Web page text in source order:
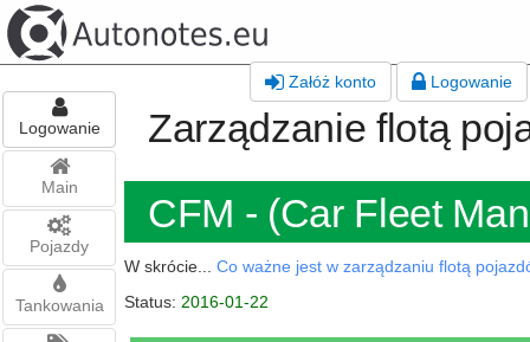
Załóż konto Logowanie
Logowanie
Main
Pojazdy
Tankowania
Zarządzanie flotą
CFM - (Car Fleet
W skrócie...
Co ważne jest w zarządzaniu flotą
Status: 2016-01-22